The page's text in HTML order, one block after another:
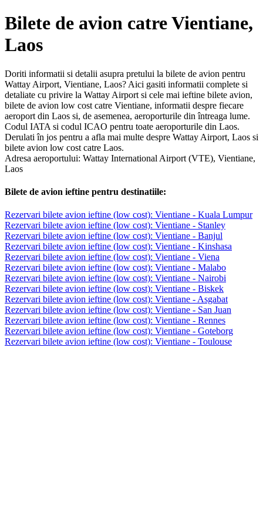
Bilete de avion catre Vientiane,
Laos
Doriti informatii si detalii asupra pretului la bilete de avion pentru
Wattay Airport, Vientiane, Laos? Aici gasiti informatii complete si
detaliate cu privire la Wattay Airport si cele mai ieftine bilete avion,
bilete de avion low cost catre Vientiane, informatii despre fiecare
aeroport din Laos si, de asemenea, aeroporturile din întreaga lume.
Codul IATA si codul ICAO pentru toate aeroporturile din Laos.
Derulati în jos pentru a afla mai multe despre Wattay Airport, Laos si
bilete avion low cost catre Laos.
Adresa aeroportului: Wattay International Airport (VTE), Vientiane,
Laos
Bilete de avion ieftine pentru destinatiile:
Rezervari bilete avion ieftine (low cost): Vientiane - Kuala Lumpur
Rezervari bilete avion ieftine (low cost): Vientiane - Stanley
Rezervari bilete avion ieftine (low cost): Vientiane - Banjul
Rezervari bilete avion ieftine (low cost): Vientiane - Kinshasa
Rezervari bilete avion ieftine (low cost): Vientiane - Viena
Rezervari bilete avion ieftine (low cost): Vientiane - Malabo
Rezervari bilete avion ieftine (low cost): Vientiane - Nairobi
Rezervari bilete avion ieftine (low cost): Vientiane - Biskek
Rezervari bilete avion ieftine (low cost): Vientiane - Asgabat
Rezervari bilete avion ieftine (low cost): Vientiane - San Juan
Rezervari bilete avion ieftine (low cost): Vientiane - Rennes
Rezervari bilete avion ieftine (low cost): Vientiane - Goteborg
Rezervari bilete avion ieftine (low cost): Vientiane - Toulouse